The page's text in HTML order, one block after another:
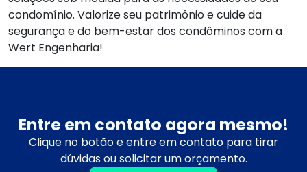
condomínio. Valorize seu patrimônio e cuide da
segurança e do bem-estar dos condôminos com a
Wert Engenharia!
Entre em contato agora mesmo!
Clique no botão e entre em contato para tirar
dúvidas ou solicitar um orçamento.